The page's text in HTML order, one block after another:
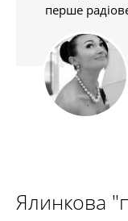
перше
Ялинкова